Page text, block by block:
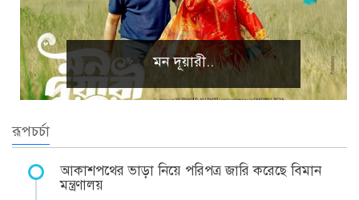
মন দূয়ারী..
রূপচর্চা
আকাশপথের ভাড়া নিয়ে পরিপত্র জারি করেছে বিমান
মন্ত্রণালয়